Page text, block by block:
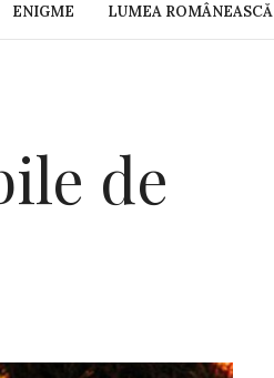
ENIGME LUMEA ROMÂNEASCĂ
de